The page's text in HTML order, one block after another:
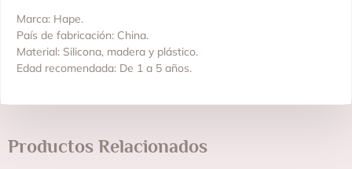
Marca: Hape.
País de fabricación: China.
Material: Silicona, madera y plástico.
Edad recomendada: De 1 a 5 años.
Productos Relacionados